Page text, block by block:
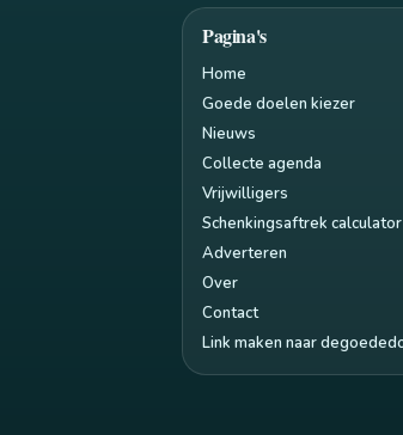
Pagina's
Home
Goede doelen kiezer
Nieuws
Collecte agenda
Vrijwilligers
Schenkingsaftrek calculator
Adverteren
Over
Contact
Link maken naar